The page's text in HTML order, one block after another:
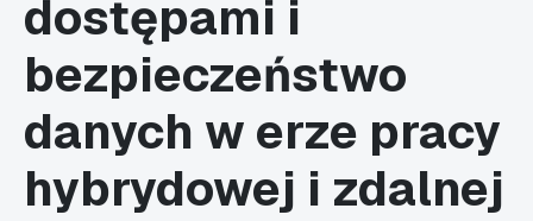
dostępami i
bezpieczeństwo
danych w erze pracy
hybrydowej i zdalnej